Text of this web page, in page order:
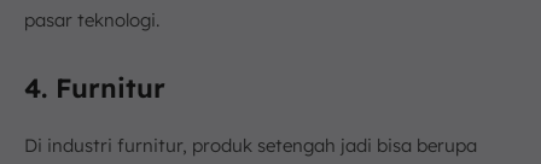
pasar teknologi.
4. Furnitur
Di industri furnitur, produk setengah jadi bisa berupa